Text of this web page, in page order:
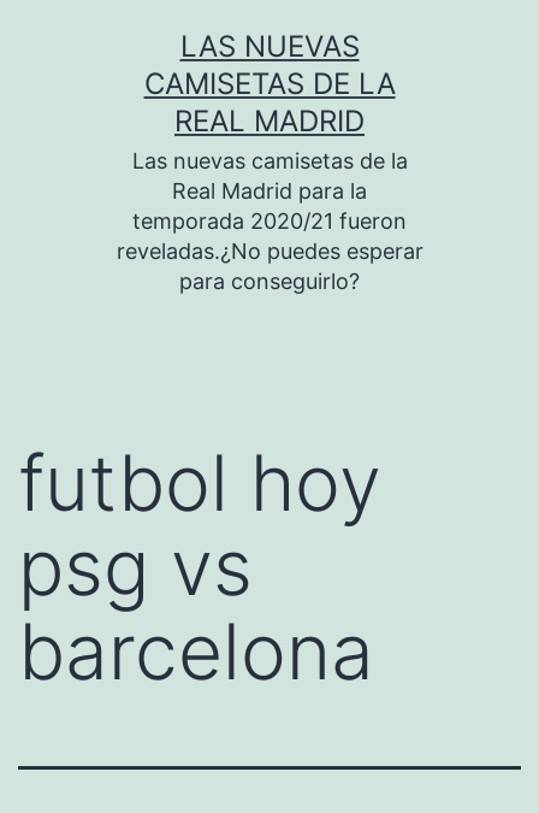
LAS NUEVAS
CAMISETAS DE LA
REAL MADRID
Las nuevas camisetas de la
Real Madrid para la
temporada 2020/21 fueron
reveladas.¿No puedes esperar
para conseguirlo?
futbol hoy
psg vs
barcelona